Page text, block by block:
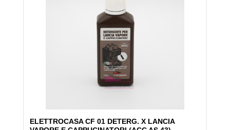
ELETTROCASA CF 01 DETERG. X LANCIA